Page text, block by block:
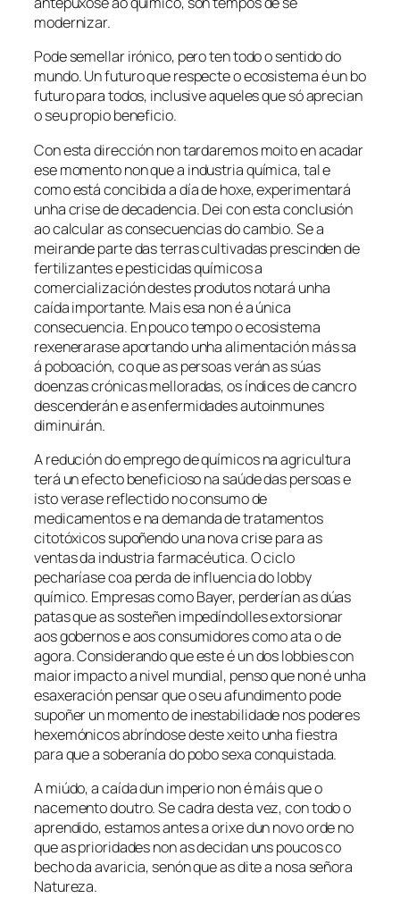
modernizar.
Pode semellar irónico, pero ten todo o sentido do
mundo. Un futuro que respecte o ecosistema é un bo
futuro para todos, inclusive aqueles que só aprecian
o seu propio beneficio.
Con esta dirección non tardaremos moito en acadar
ese momento non que a industria química, tal e
como está concibida a día de hoxe, experimentará
unha crise de decadencia. Dei con esta conclusión
ao calcular as consecuencias do cambio. Se a
meirande parte das terras cultivadas prescinden de
fertilizantes e pesticidas químicos a
comercialización destes produtos notará unha
caída importante. Mais esa non é a única
consecuencia. En pouco tempo o ecosistema
rexenerarase aportando unha alimentación más sa
á poboación, co que as persoas verán as súas
doenzas crónicas melloradas, os índices de cancro
descenderán e as enfermidades autoinmunes
diminuirán.
A redución do emprego de químicos na agricultura
terá un efecto beneficioso na saúde das persoas e
isto verase reflectido no consumo de
medicamentos e na demanda de tratamentos
citotóxicos supoñendo una nova crise para as
ventas da industria farmacéutica. O ciclo
pecharíase coa perda de influencia dolobby
químico. Empresas como Bayer, perderían as dúas
patas que as sosteñen impedíndolles extorsionar
aos gobernos e aos consumidores como ata o de
agora. Considerando que este é un doslobbiescon
maior impacto a nivel mundial, penso que non é unha
esaxeración pensar que o seu afundimento pode
supoñer un momento de inestabilidade nos poderes
hexemónicos abríndose deste xeito unha fiestra
para que a soberanía do pobo sexa conquistada.
A miúdo, a caída dun imperio non é máis que o
nacemento doutro. Se cadra desta vez, con todo o
aprendido, estamos antes a orixe dun novo orde no
que as prioridades non as decidan uns poucos co
becho da avaricia, senón que as dite a nosa señora
Natureza.